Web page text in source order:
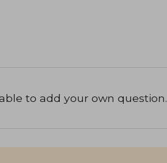
to add your own question.